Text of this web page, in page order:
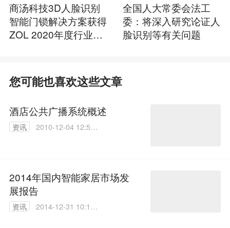
商汤科技3D人脸识别
智能门锁解决方案获得
ZOL 2020年度行业创
全国人大常委会法工
委：将深入研究论证人
脸识别等有关问题
您可能也喜欢这些文章
酒店公共广播系统概述
资讯
2010-12-04 12:56:
2014年国内智能家居市场发
展报告
资讯
2014-12-31 10:17: